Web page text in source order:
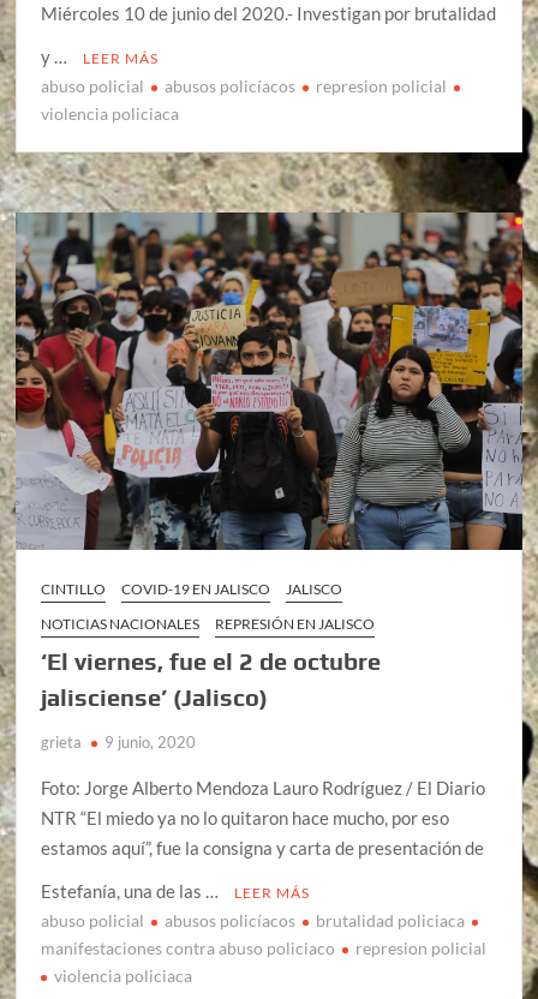
Miércoles 10 de junio del 2020.- Investigan por brutalidad
y …
LEER MÁS
abuso policial abusos policíacos
represion policial
violencia policiaca
CINTILLO COVID-19 EN JALISCO
JALISCO
NOTICIAS NACIONALES
REPRESIÓN EN JALISCO
‘El viernes, fue el 2 de octubre
jalisciense’ (Jalisco)
grieta 9 junio, 2020
Foto: Jorge Alberto Mendoza Lauro Rodríguez / El Diario
NTR “El miedo ya no lo quitaron hace mucho, por eso
estamos aquí”, fue la consigna y carta de presentación de
Estefanía, una de las …
LEER MÁS
abuso policial abusos policíacos
brutalidad policiaca
manifestaciones contra abuso policiaco
represion policial
violencia policiaca